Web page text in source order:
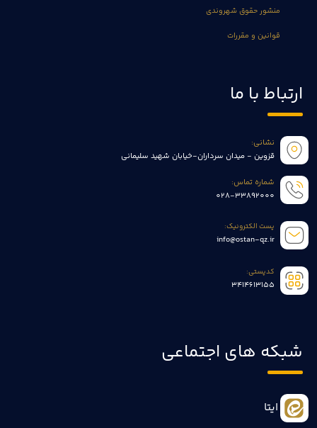
منشور حقوق شهروندی
قوانین و مقررات
ارتباط با ما
نشانی:
قزوین - میدان سرداران-خیابان شهید سلیمانی
شماره تماس:
028-33892000
پست الکترونیک:
info@ostan-qz.ir
کدپستی:
3414613155
شبکه های اجتماعی
ایتا